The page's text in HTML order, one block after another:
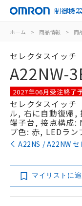
制御機器
ホーム > 商品情報 > 商
セレクタスイッチ
A22NW-
2027年06月受注終了
セレクタスイッ
ル, 右に自動復帰,
端子台, 接点構成:
プ色: 赤, LEDラン
A22NS / A22NW
マイリストに